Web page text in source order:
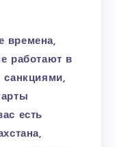
времена,
работают в
санкциями,
есть